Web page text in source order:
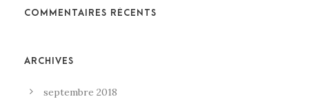
COMMENTAIRES RÉCENTS
ARCHIVES
septembre 2018